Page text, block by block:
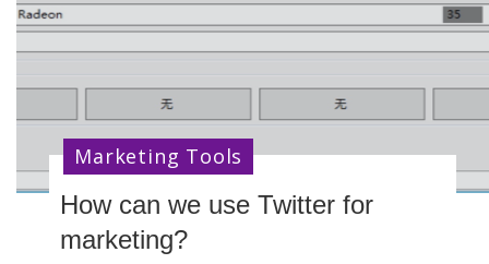
How can we use Twitter for
marketing?
Marketing Tools